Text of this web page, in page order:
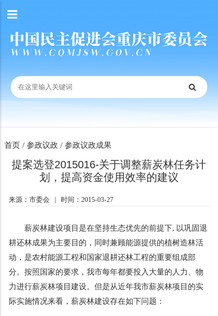
首页 / 参政议政 / 参政议政成果
提案选登2015016-关于调整薪炭林任务计
划，提高资金使用效率的建议
来源：市委会 时间：2015-03-27
薪炭林建设项目是在坚持生态优先的前提下, 以巩固退
耕还林成果为主要目的，同时兼顾能源提供的植树造林活
动，是农村能源工程和国家退耕还林工程的重要组成部
分。按照国家的要求，我市每年都要投入大量的人力、物
力进行薪炭林项目建设。但是从近年我市薪炭林项目的实
际实施情况来看，薪炭林建设存在如下问题：